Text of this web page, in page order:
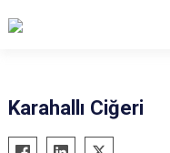
Banaz
Karahallı Ciğeri